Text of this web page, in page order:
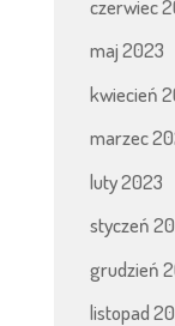
czerwiec
maj 2023
kwiecień
marzec
luty 2023
styczeń
grudzień
listopad